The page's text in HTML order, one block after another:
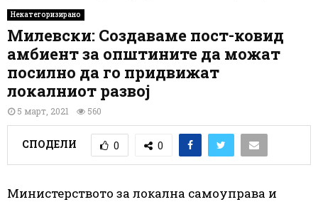
Некатегоризирано
Милевски: Создаваме пост-ковид
амбиент за општините да можат
посилно да го придвижат
локалниот развој
5 март, 2021 560
СПОДЕЛИ 0 0
Министерството за локална самоуправа и